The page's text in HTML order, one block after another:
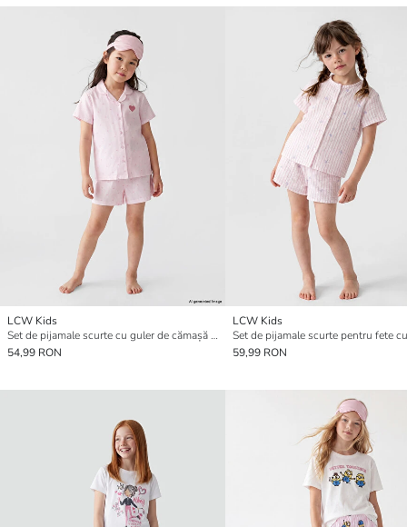
LCW Kids
Set de pijamale scurte cu guler de cămașă pentru fete
54,99 RON
LCW Kids
59,99 RON